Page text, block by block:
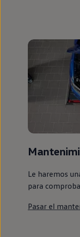
Le haremos
para
Pasar el